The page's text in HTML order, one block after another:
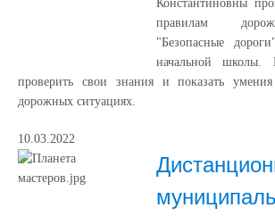
Константиновны
правилам
"Безопасные
начальной школы.
проверить свои знания и показать умения
дорожных ситуациях.
10.03.2022